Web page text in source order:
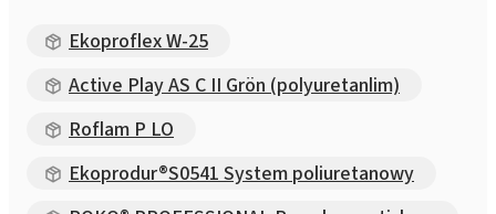
Ekoproflex W-25
Active Play AS C II Grön (polyuretanlim)
Roflam P LO
Ekoprodur®S0541 System poliuretanowy